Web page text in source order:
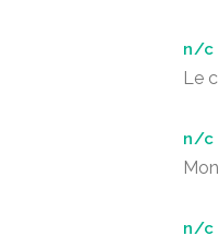
n/c
Le
n/c
n/c